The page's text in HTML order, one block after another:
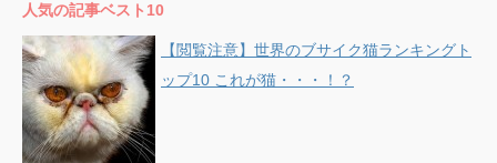
人気の記事ベスト10
【閲覧注意】世界のブサイク猫ランキングト
ップ10 これが猫・・・！？